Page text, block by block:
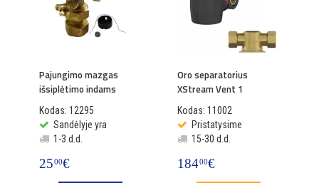
Pajungimo mazgas
išsiplėtimo indams
Kodas: 12295
Sandėlyje yra
1-3 d.d.
2500€
Oro separatorius
XStream Vent 1
Kodas: 11002
Pristatysime
15-30 d.d.
18400€